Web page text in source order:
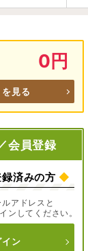
0円
見る
会員登録
済みの方 ◆
アドレスと
ンしてください。
イン